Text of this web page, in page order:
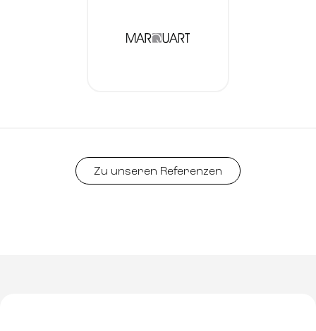
Zu unseren Referenzen